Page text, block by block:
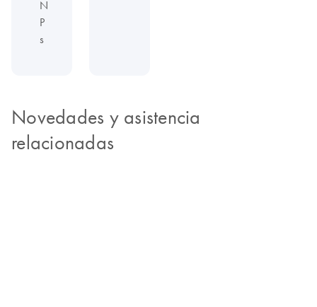
N
P
s
Novedades y asistencia
relacionadas